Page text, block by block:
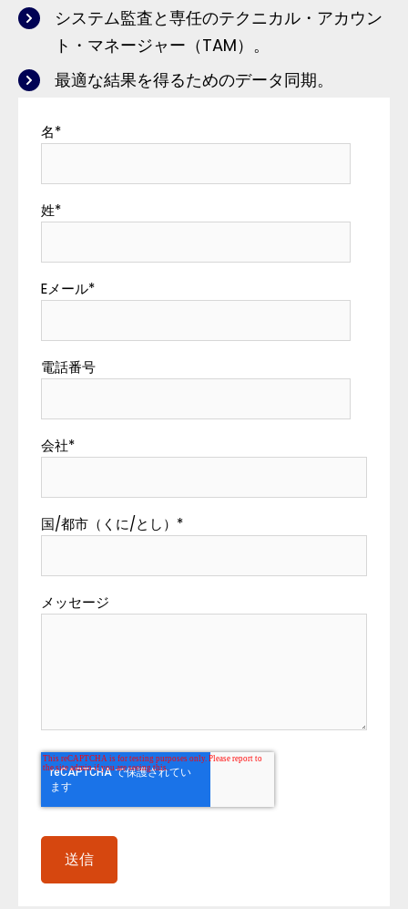
システム監査と専任のテクニカル・アカウン
ト・マネージャー（TAM）。
最適な結果を得るためのデータ同期。
名*
姓*
Eメール*
電話番号
会社*
国/都市（くに/とし） *
メッセージ